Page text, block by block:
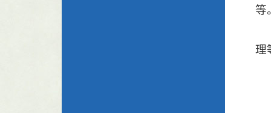
等
理